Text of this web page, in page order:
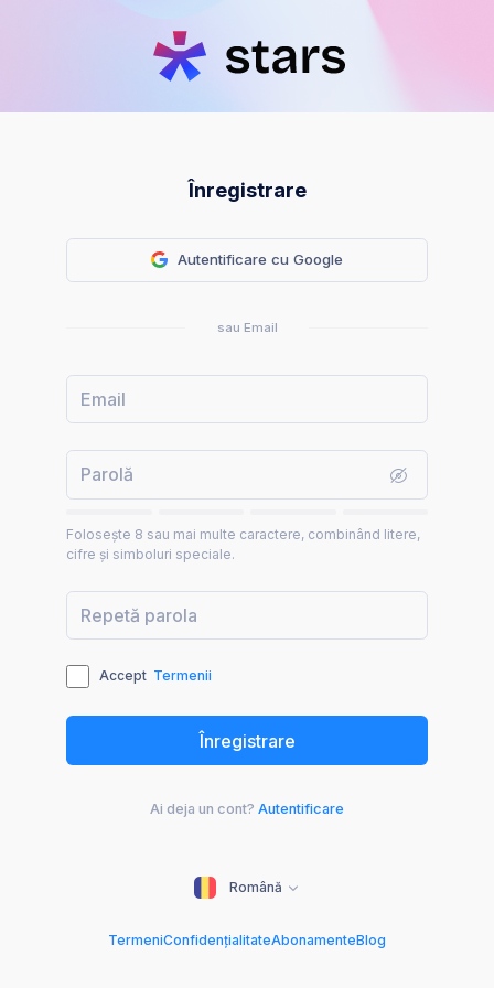
Înregistrare
Autentificare cu Google
sau Email
Folosește 8 sau mai multe caractere, combinând litere,
cifre și simboluri speciale.
Accept Termenii
Ai deja un cont? Autentificare
Română
TermeniConfidențialitateAbonamenteBlog